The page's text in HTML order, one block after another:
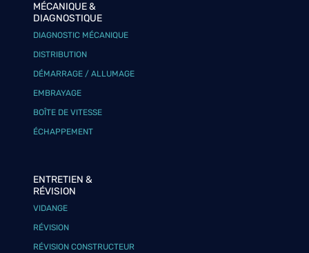
MÉCANIQUE &
DIAGNOSTIQUE
DIAGNOSTIC MÉCANIQUE
DISTRIBUTION
DÉMARRAGE / ALLUMAGE
EMBRAYAGE
BOÎTE DE VITESSE
ÉCHAPPEMENT
ENTRETIEN &
RÉVISION
VIDANGE
RÉVISION
RÉVISION CONSTRUCTEUR